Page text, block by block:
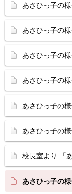
あさひっ子の
あさひっ子の
あさひっ子の
あさひっ子の
あさひっ子の
あさひっ子の
校長室より 「
あさひっ子の